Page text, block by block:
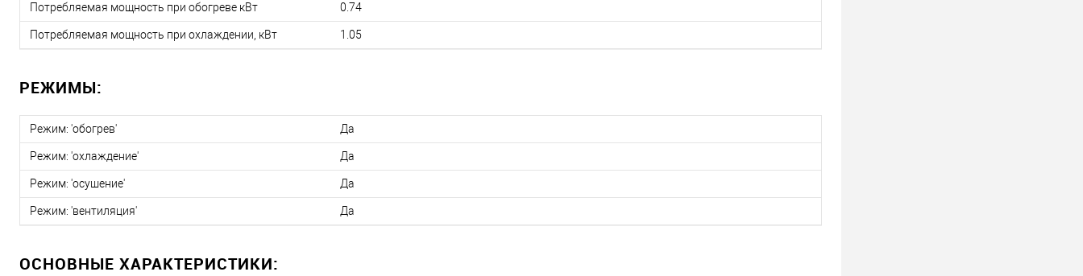
Потребляемая мощность при обогреве кВт 0.74
Потребляемая мощность при охлаждении, кВт 1.05
РЕЖИМЫ:
Режим: 'обогрев' Да
Режим: 'охлаждение' Да
Режим: 'осушение' Да
Режим: 'вентиляция' Да
ОСНОВНЫЕ ХАРАКТЕРИСТИКИ: